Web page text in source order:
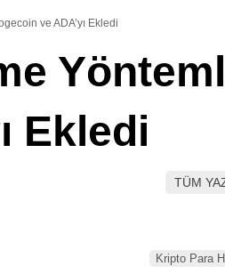
ve ADA’yı Ekledi
Ekledi
TÜM
Kripto Para